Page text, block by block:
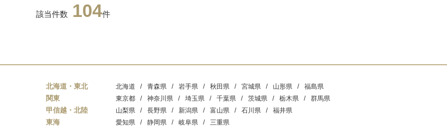
該当件数 104件
北海道・東北 北海道 青森県 岩手県 秋田県 宮城県 山形県 福島県
関東 東京都 神奈川県 埼玉県 千葉県 茨城県 栃木県 群馬県
甲信越・北陸 山梨県 長野県 新潟県 富山県 石川県 福井県
東海 愛知県 静岡県 岐阜県 三重県